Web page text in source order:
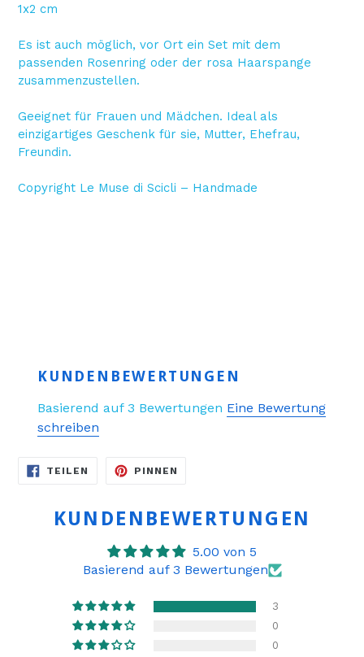
1x2 cm
Es ist auch möglich, vor Ort ein Set mit dem
passenden Rosenring oder der rosa Haarspange
zusammenzustellen.
Geeignet für Frauen und Mädchen. Ideal als
einzigartiges Geschenk für sie, Mutter, Ehefrau,
Freundin.
Copyright Le Muse di Scicli – Handmade
KUNDENBEWERTUNGEN
Basierend auf 3 Bewertungen Eine Bewertung
schreiben
TEILEN
FACEBOOK
PINNEN
KUNDENBEWERTUNGEN
5.00 von 5
Basierend auf 3 Bewertungen
3
0
0